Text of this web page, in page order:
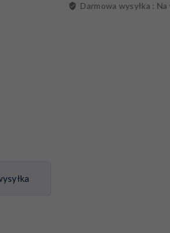
Darmowa wysyłka : Na